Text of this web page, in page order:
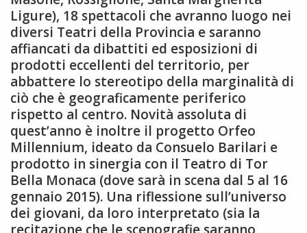
Ligure), 18 spettacoli che avranno luogo nei
diversi Teatri della Provincia e saranno
affiancati da dibattiti ed esposizioni di
prodotti eccellenti del territorio, per
abbattere lo stereotipo della marginalità di
ciò che è geograficamente periferico
rispetto al centro. Novità assoluta di
quest’anno è inoltre il progetto Orfeo
Millennium, ideato da Consuelo Barilari e
prodotto in sinergia con il Teatro di Tor
Bella Monaca (dove sarà in scena dal 5 al 16
gennaio 2015). Una riflessione sull’universo
dei giovani, da loro interpretato (sia la